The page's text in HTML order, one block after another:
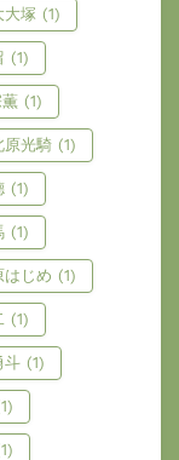
大塚 (1)
(1)
(1)
原光騎 (1)
(1)
(1)
はじめ (1)
(1)
斗 (1)